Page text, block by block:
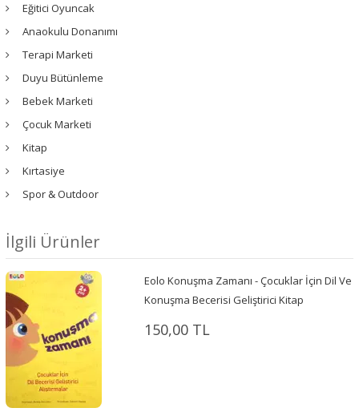
Eğitici Oyuncak
Anaokulu Donanımı
Terapi Marketi
Duyu Bütünleme
Bebek Marketi
Çocuk Marketi
Kitap
Kırtasiye
Spor & Outdoor
İlgili Ürünler
Eolo Konuşma Zamanı - Çocuklar İçin Dil Ve
Konuşma Becerisi Geliştirici Kitap
150,00 TL